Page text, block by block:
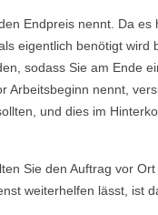
Endpreis nennt. Da
eigentlich benötigt
sodass Sie am Ende
nennt,
und dies im
Sie den Auftrag vor
weiterhelfen lässt, ist